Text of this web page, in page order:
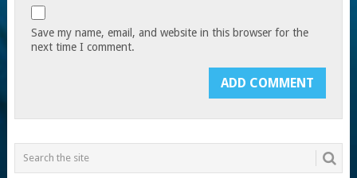
Save my name, email, and website in this browser for the
next time I comment.